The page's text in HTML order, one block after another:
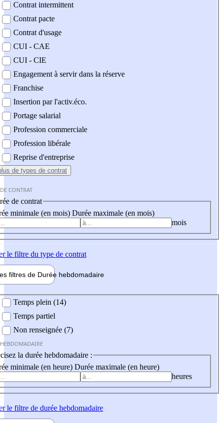
Contrat intermittent
Contrat pacte
Contrat d'usage
CUI - CAE
CUI - CIE
Engagement à servir dans la réserve
Franchise
Insertion par l'activ.éco.
Portage salarial
Profession commerciale
Profession libérale
Reprise d'entreprise
de types de contrat
CONTRAT
de contrat
minimale (en mois) Durée maximale (en mois)
mois
le filtre du type de contrat
filtres de Durée hebdomadaire
Temps plein (14)
Temps partiel
Non renseignée (7)
la durée hebdomadaire :
minimale (en heure) Durée maximale (en heure)
heures
le filtre de durée hebdomadaire